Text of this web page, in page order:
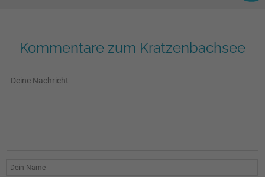
Kommentare zum Kratzenbachsee